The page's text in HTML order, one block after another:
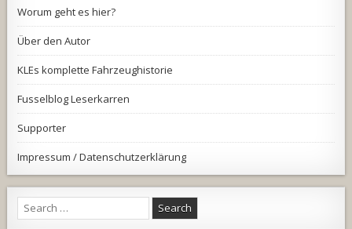
Worum geht es hier?
Über den Autor
KLEs komplette Fahrzeughistorie
Fusselblog Leserkarren
Supporter
Impressum / Datenschutzerklärung
Search
for: